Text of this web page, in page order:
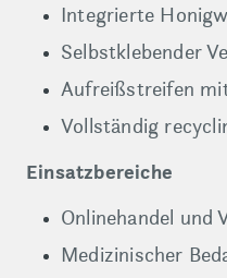
Integrierte
Selbstklebender
Aufreißstreifen
Vollständig
Einsatzbereiche
Onlinehandel und
Medizinischer